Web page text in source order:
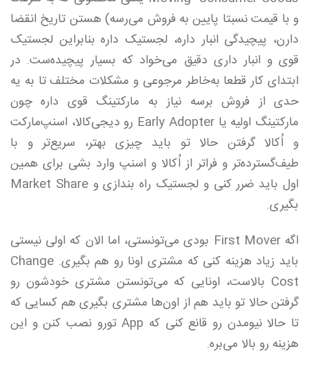
و با قیمت نسبتا پایین به فروش می‌رسه) هستن تاریخ انقضا
دارن، پیچیدگی انبار داره، لجستیک داره بنابراین لجستیک
قوی و انبار داری دقیق می‌خواد که بسیار پیچیده‌ست. در
ابتدای کار قطعا به‌خاطر مرجوعی و مشکلات مختلف تا به یه
حدی از فروش برسه نیاز به مارکتینگ قوی داره چون
مارکتینگ اولیه یا Early Adopter رو دیجی‌کالا، اسنپ‌مارکت
و اُکالا گرفتن حالا تو باید چیزی بهتر، سریع‌تر و با
طیف‌گسترده‌تر و فرا‌تر از اُکالا و اسنپ وارد بشی برای همین
اول باید ضرر کنی و لجستیک راه بندازی و Market Share
بگیری.
اگه First Mover بودی می‌تونستی، اما الان که اولی نیستی
باید زیاد هزینه کنی که مشتری اونا رو هم بگیری. Change
Cost بالاست، اونایی که می‌تونستن مشتری خودشون رو
گرفتن حالا تو باید هم از اون‌ها مشتری بگیری هم کسایی که
تا حالا نیومدن رو قانع کنی که App تورو نصب کنن و این
هزینه رو بالا می‌بره.